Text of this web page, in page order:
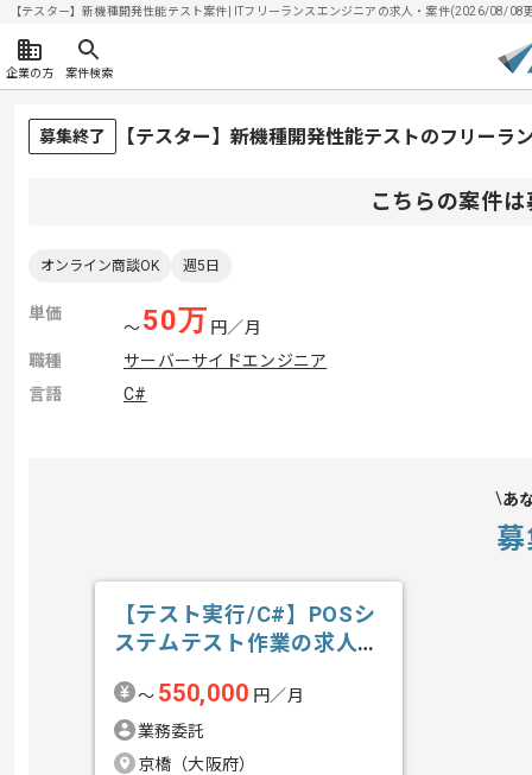
【テスター】新機種開発性能テスト案件| ITフリーランスエンジニアの求人・案件(2026/08/08
企業の方 案件検索
募集終了 【テスター】新機種開発性能テストのフリーラ
こちらの案件
オンライン商談OK 週5日
単価
〜50万 円／月
職種
サーバーサイドエンジニア
言語
C#
あ
【テスト実行/C#】POSシ
ステムテスト作業の求人・
〜 550,000 円／月
業務委託
京橋（大阪府）